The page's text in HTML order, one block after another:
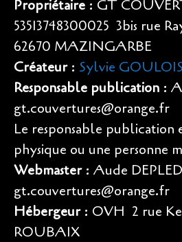
Propriétaire : GT
53513748300025  3bis rue
62670 MAZINGARBE
Créateur: Sylvie GOULOIS
Responsable publication :
gt.couvertures@orange.fr
Le responsable publication
physique ou une personne
Webmaster: Aude
gt.couvertures@orange.fr
Hébergeur: OVH  2 rue
ROUBAIX